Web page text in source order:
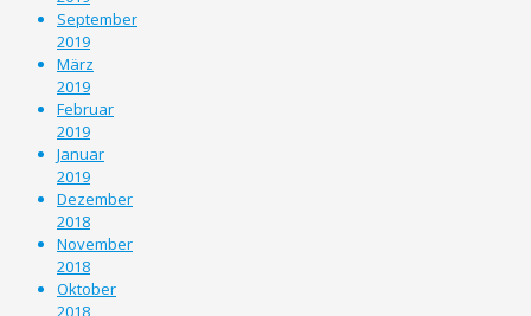
September
2019
März
2019
Februar
2019
Januar
2019
Dezember
2018
November
2018
Oktober
2018